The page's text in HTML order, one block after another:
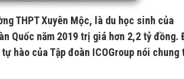
THPT Xuyên Mộc, là du học sinh của
Quốc năm 2019 trị giá hơn 2,2 tỷ đồng.
hào của Tập đoàn ICOGroup nói chung